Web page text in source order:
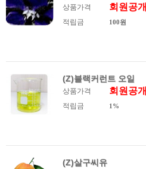
상품가격 회원공개
적립금 100원
(Z)블랙커런트 오일
상품가격 회원공개
적립금 1%
(Z)살구씨유